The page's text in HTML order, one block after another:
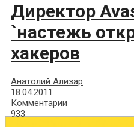
Директор
`настежь
хакеров
Анатолий Ализар
18.04.2011
Комментарии
933